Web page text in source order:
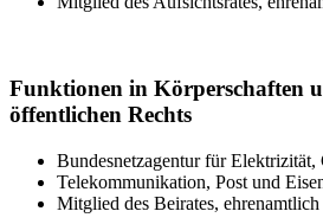
Funktionen in Körperschaften
öffentlichen Rechts
Bundesnetzagentur für Elektrizität,
Telekommunikation, Post und
Mitglied des Beirates, ehrenamtlich